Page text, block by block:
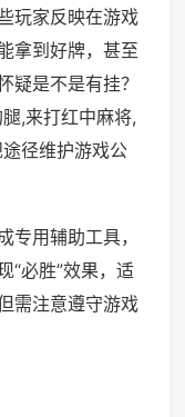
玩家反映在游戏
拿到好牌，甚至
疑是不是有挂？
,来打红中麻将,
径维护游戏公
专用辅助工具，
“必胜”效果，适
需注意遵守游戏